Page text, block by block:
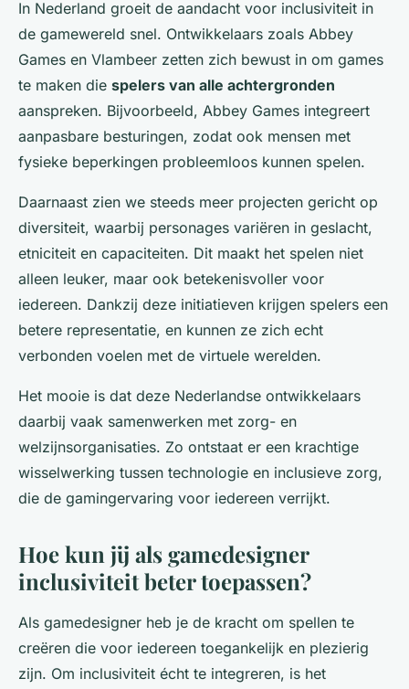
In Nederland groeit de aandacht voor inclusiviteit in
de gamewereld snel. Ontwikkelaars zoals Abbey
Games en Vlambeer zetten zich bewust in om games
te maken die spelers van alle achtergronden
aanspreken. Bijvoorbeeld, Abbey Games integreert
aanpasbare besturingen, zodat ook mensen met
fysieke beperkingen probleemloos kunnen spelen.
Daarnaast zien we steeds meer projecten gericht op
diversiteit, waarbij personages variëren in geslacht,
etniciteit en capaciteiten. Dit maakt het spelen niet
alleen leuker, maar ook betekenisvoller voor
iedereen. Dankzij deze initiatieven krijgen spelers een
betere representatie, en kunnen ze zich echt
verbonden voelen met de virtuele werelden.
Het mooie is dat deze Nederlandse ontwikkelaars
daarbij vaak samenwerken met zorg- en
welzijnsorganisaties. Zo ontstaat er een krachtige
wisselwerking tussen technologie en inclusieve zorg,
die de gamingervaring voor iedereen verrijkt.
Hoe kun jij als gamedesigner
inclusiviteit beter toepassen?
Als gamedesigner heb je de kracht om spellen te
creëren die voor iedereen toegankelijk en plezierig
zijn. Om inclusiviteit écht te integreren, is het